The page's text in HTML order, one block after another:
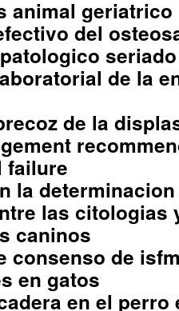
animal geriatrico
del
seriado
de la
de la
failure
la
las citologias
caninos
consenso de
en gatos
en el perro